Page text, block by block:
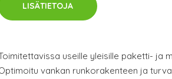
LISÄTIETOJA
useille yleisille paketti- ja
vankan runkorakenteen ja